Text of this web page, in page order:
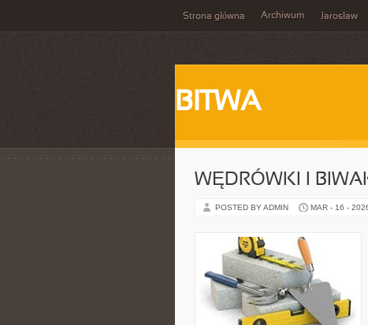
Strona główna Archiwum Jarosław
BITWA
WĘDRÓWKI I
POSTED BY ADMIN MAR - 16 -